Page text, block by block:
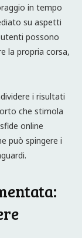
in tempo
su aspetti
possono
la propria corsa,
i risultati
che stimola
online
può spingere i